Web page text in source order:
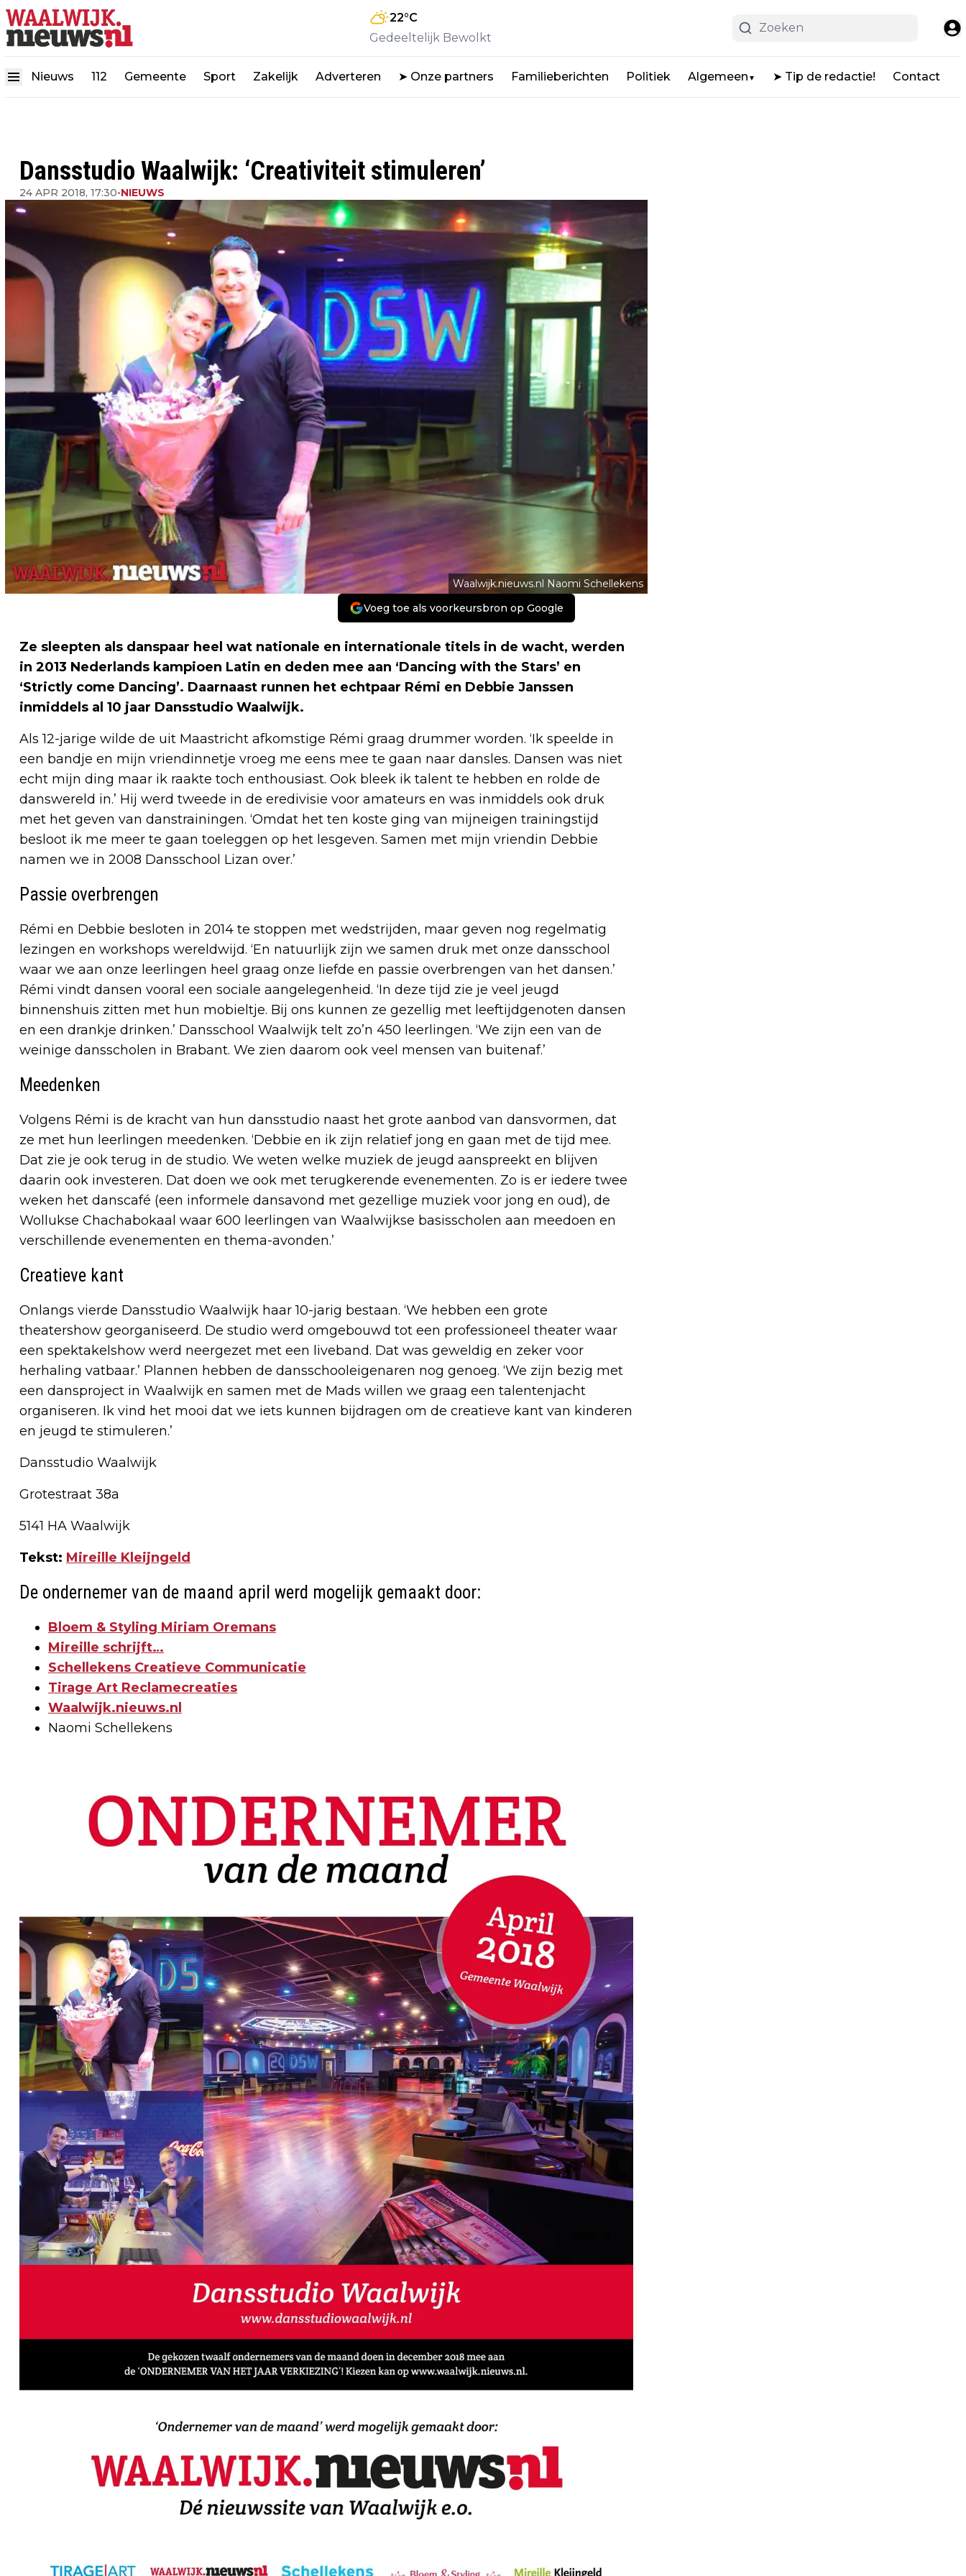
22°C
Gedeeltelijk Bewolkt
Nieuws 112 Gemeente Sport Zakelijk Adverteren ➤ Onze partners Familieberichten Politiek Algemeen ▼ ➤ Tip de redactie! Contact
Dansstudio Waalwijk: ‘Creativiteit stimuleren’
24 APR 2018, 17:30•NIEUWS
Waalwijk.nieuws.nl Naomi Schellekens
Voeg toe als voorkeursbron op Google
Ze sleepten als danspaar heel wat nationale en internationale titels in de wacht, werden
in 2013 Nederlands kampioen Latin en deden mee aan ‘Dancing with the Stars’ en
‘Strictly come Dancing’. Daarnaast runnen het echtpaar Rémi en Debbie Janssen
inmiddels al 10 jaar Dansstudio Waalwijk.
Als 12-jarige wilde de uit Maastricht afkomstige Rémi graag drummer worden. ‘Ik speelde in
een bandje en mijn vriendinnetje vroeg me eens mee te gaan naar dansles. Dansen was niet
echt mijn ding maar ik raakte toch enthousiast. Ook bleek ik talent te hebben en rolde de
danswereld in.’ Hij werd tweede in de eredivisie voor amateurs en was inmiddels ook druk
met het geven van danstrainingen. ‘Omdat het ten koste ging van mijneigen trainingstijd
besloot ik me meer te gaan toeleggen op het lesgeven. Samen met mijn vriendin Debbie
namen we in 2008 Dansschool Lizan over.’
Passie overbrengen
Rémi en Debbie besloten in 2014 te stoppen met wedstrijden, maar geven nog regelmatig
lezingen en workshops wereldwijd. ‘En natuurlijk zijn we samen druk met onze dansschool
waar we aan onze leerlingen heel graag onze liefde en passie overbrengen van het dansen.’
Rémi vindt dansen vooral een sociale aangelegenheid. ‘In deze tijd zie je veel jeugd
binnenshuis zitten met hun mobieltje. Bij ons kunnen ze gezellig met leeftijdgenoten dansen
en een drankje drinken.’ Dansschool Waalwijk telt zo’n 450 leerlingen. ‘We zijn een van de
weinige dansscholen in Brabant. We zien daarom ook veel mensen van buitenaf.’
Meedenken
Volgens Rémi is de kracht van hun dansstudio naast het grote aanbod van dansvormen, dat
ze met hun leerlingen meedenken. ‘Debbie en ik zijn relatief jong en gaan met de tijd mee.
Dat zie je ook terug in de studio. We weten welke muziek de jeugd aanspreekt en blijven
daarin ook investeren. Dat doen we ook met terugkerende evenementen. Zo is er iedere twee
weken het danscafé (een informele dansavond met gezellige muziek voor jong en oud), de
Wollukse Chachabokaal waar 600 leerlingen van Waalwijkse basisscholen aan meedoen en
verschillende evenementen en thema-avonden.’
Creatieve kant
Onlangs vierde Dansstudio Waalwijk haar 10-jarig bestaan. ‘We hebben een grote
theatershow georganiseerd. De studio werd omgebouwd tot een professioneel theater waar
een spektakelshow werd neergezet met een liveband. Dat was geweldig en zeker voor
herhaling vatbaar.’ Plannen hebben de dansschooleigenaren nog genoeg. ‘We zijn bezig met
een dansproject in Waalwijk en samen met de Mads willen we graag een talentenjacht
organiseren. Ik vind het mooi dat we iets kunnen bijdragen om de creatieve kant van kinderen
en jeugd te stimuleren.’
Dansstudio Waalwijk
Grotestraat 38a
5141 HA Waalwijk
Tekst: Mireille Kleijngeld
De ondernemer van de maand april werd mogelijk gemaakt door:
Bloem & Styling Miriam Oremans
Mireille schrijft…
Schellekens Creatieve Communicatie
Tirage Art Reclamecreaties
Waalwijk.nieuws.nl
Naomi Schellekens